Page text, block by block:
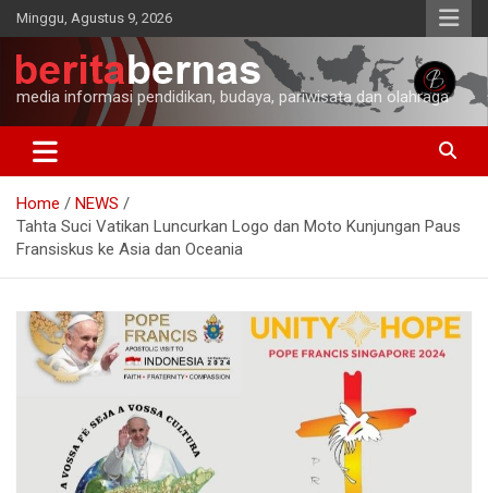
Skip
to
content
Minggu, Agustus 9, 2026
media informasi pendidikan, budaya, pariwisata dan olahraga
Home
NEWS
Tahta Suci Vatikan Luncurkan Logo dan Moto Kunjungan Paus
Fransiskus ke Asia dan Oceania